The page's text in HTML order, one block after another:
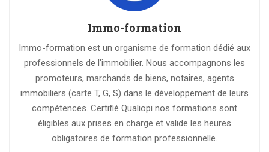
Immo-formation
Immo-formation est un organisme de formation dédié aux
professionnels de l'immobilier. Nous accompagnons les
promoteurs, marchands de biens, notaires, agents
immobiliers (carte T, G, S) dans le développement de leurs
compétences. Certifié Qualiopi nos formations sont
éligibles aux prises en charge et valide les heures
obligatoires de formation professionnelle.